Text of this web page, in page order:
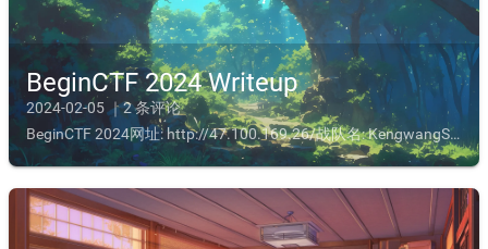
BeginCTF 2024 Writeup
2024-02-05 ｜2 条评论
BeginCTF 2024网址: http://47.100.169.26/战队名: KengwangSolved: 16Channel: 新生赛道本人正在和 Yakit 磨合, 本文中可能会出...